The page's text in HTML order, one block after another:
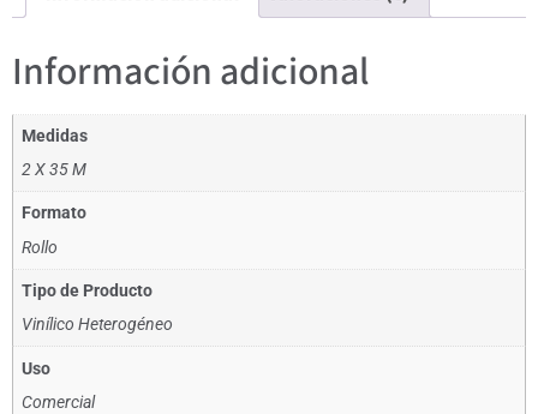
Información adicional
Medidas
2 X 35 M
Formato
Rollo
Tipo de Producto
Vinílico Heterogéneo
Uso
Comercial